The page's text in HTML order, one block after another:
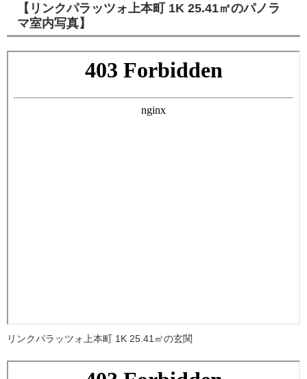
【リンクパラッツォ上本町 1K 25.41㎡のパノラ
マ室内写真】
リンクパラッツォ上本町 1K 25.41㎡の玄関